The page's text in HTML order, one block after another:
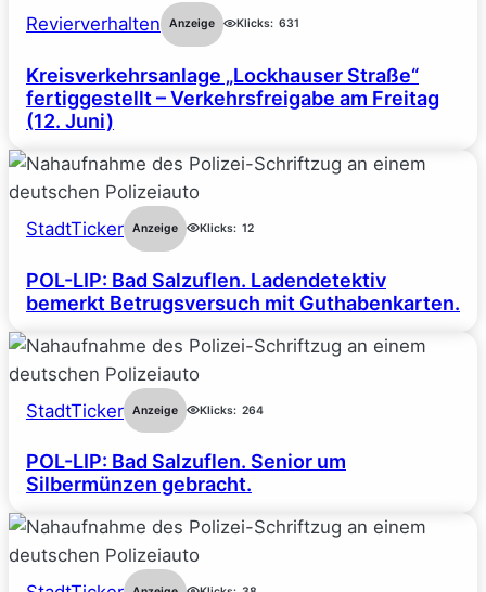
Revierverhalten Anzeige Klicks: 631
Kreisverkehrsanlage „Lockhauser Straße“
fertiggestellt – Verkehrsfreigabe am Freitag
(12. Juni)
StadtTicker Anzeige Klicks: 12
POL-LIP: Bad Salzuflen. Ladendetektiv
bemerkt Betrugsversuch mit Guthabenkarten.
StadtTicker Anzeige Klicks: 264
POL-LIP: Bad Salzuflen. Senior um
Silbermünzen gebracht.